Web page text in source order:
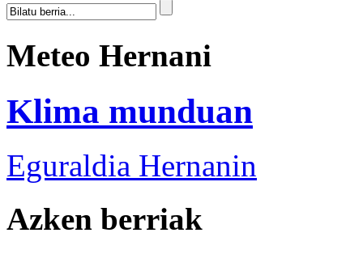
Meteo Hernani
Klima munduan
Eguraldia Hernanin
Azken berriak